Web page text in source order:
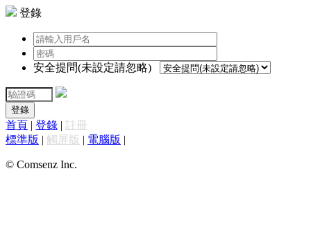
登錄
安全提問(未設定請忽略)
登錄
首頁 | 登錄 | 註冊
標準版 | 觸屏版 | 電腦版 |
© Comsenz Inc.